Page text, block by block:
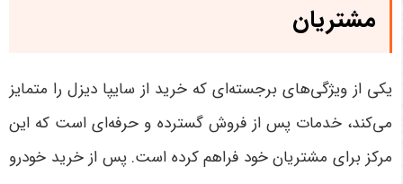
مشتریان
یکی از ویژگی‌های برجسته‌ای که خرید از سایپا دیزل را متمایز
می‌کند، خدمات پس از فروش گسترده و حرفه‌ای است که این
مرکز برای مشتریان خود فراهم کرده است. پس از خرید خودرو